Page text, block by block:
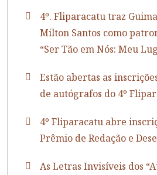
4º. Fliparacatu traz
Milton Santos como
“Ser Tão em Nós: Meu
Estão abertas as
de autógrafos do 4º
4º Fliparacatu abre
Prêmio de Redação e
As Letras Invisíveis dos